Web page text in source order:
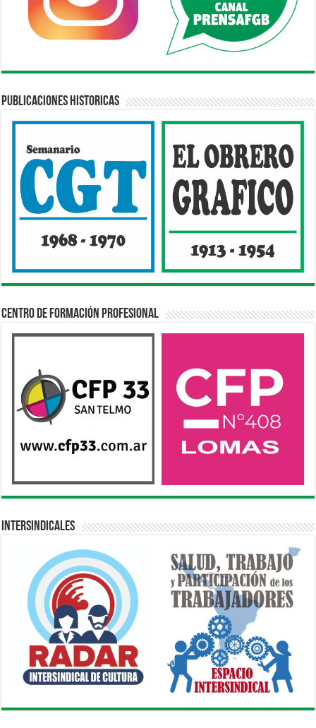
Publicaciones Historicas
Centro de Formación Profesional
Intersindicales